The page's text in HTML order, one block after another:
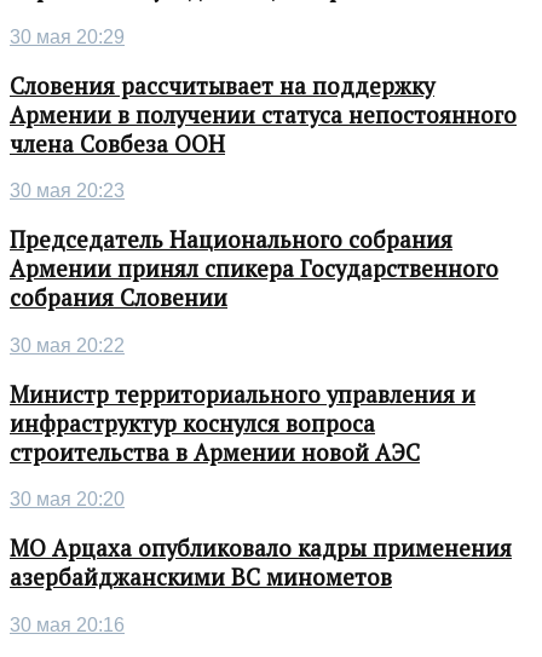
30 мая 20:29
Словения рассчитывает на поддержку
Армении в получении статуса непостоянного
члена Совбеза ООН
30 мая 20:23
Председатель Национального собрания
Армении принял спикера Государственного
собрания Словении
30 мая 20:22
Министр территориального управления и
инфраструктур коснулся вопроса
строительства в Армении новой АЭС
30 мая 20:20
МО Арцаха опубликовало кадры применения
азербайджанскими ВС минометов
30 мая 20:16